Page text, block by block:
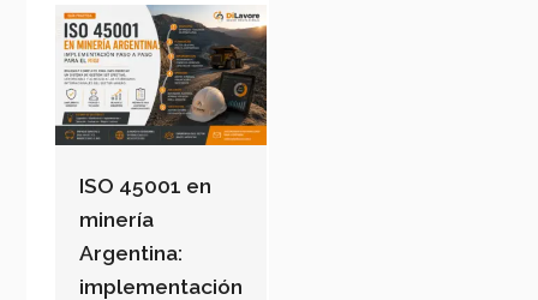
ISO 45001 en
minería
Argentina:
implementación